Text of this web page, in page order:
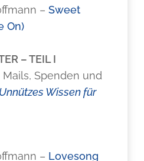
–Sweet
On)
– TEIL I
Mails, Spenden und
Unnützes Wissen für
– Lovesong